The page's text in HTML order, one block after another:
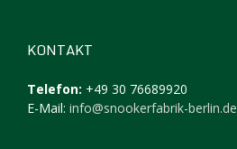
KONTAKT
Telefon: +49 30 76689920
E-Mail: info@snookerfabrik-berlin.de